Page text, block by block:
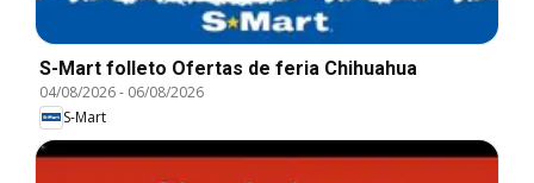
S-Mart folleto Ofertas de feria Chihuahua
04/08/2026- 06/08/2026
S-Mart